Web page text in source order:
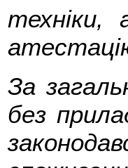
техніки,
За
без